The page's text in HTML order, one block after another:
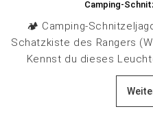
Camping-
🏕️ Camping-
Schatzkiste des Rangers
Kennst du dieses